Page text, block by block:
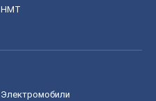
НМТ
Электромобили